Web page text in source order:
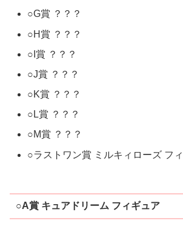
○G賞 ？？？
○H賞 ？？？
○I賞 ？？？
○J賞 ？？？
○K賞 ？？？
○L賞 ？？？
○M賞 ？？？
○ラストワン賞 ミルキィローズ フ
○A賞 キュアドリーム フィギュア